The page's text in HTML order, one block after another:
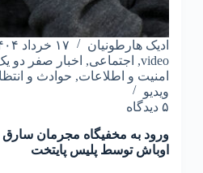
ادیک هارطونیان
۱۷ خرداد ۱۴۰۴
video
, اجتماعی, اخبار صفر دو
امنیت و اطلاعات, حوادث و
ویدیو
۵ دیدگاه
ورود به مخفیگاه مجرمان سارق
اوباش توسط پلیس پایتخت